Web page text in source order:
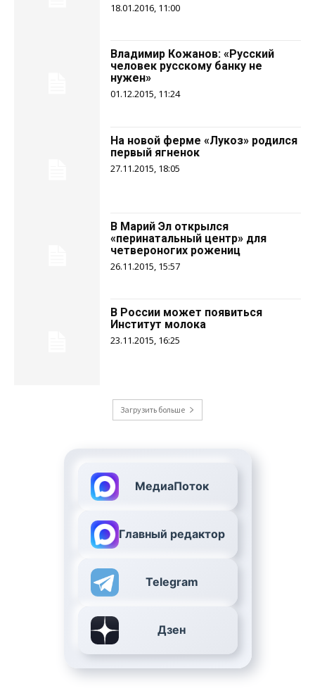
18.01.2016, 11:00
Владимир Кожанов: «Русский
человек русскому банку не
нужен»
01.12.2015, 11:24
На новой ферме «Лукоз» родился
первый ягненок
27.11.2015, 18:05
В Марий Эл открылся
«перинатальный центр» для
четвероногих рожениц
26.11.2015, 15:57
В России может появиться
Институт молока
23.11.2015, 16:25
Загрузить больше
МедиаПоток
Главный редактор
Telegram
Дзен